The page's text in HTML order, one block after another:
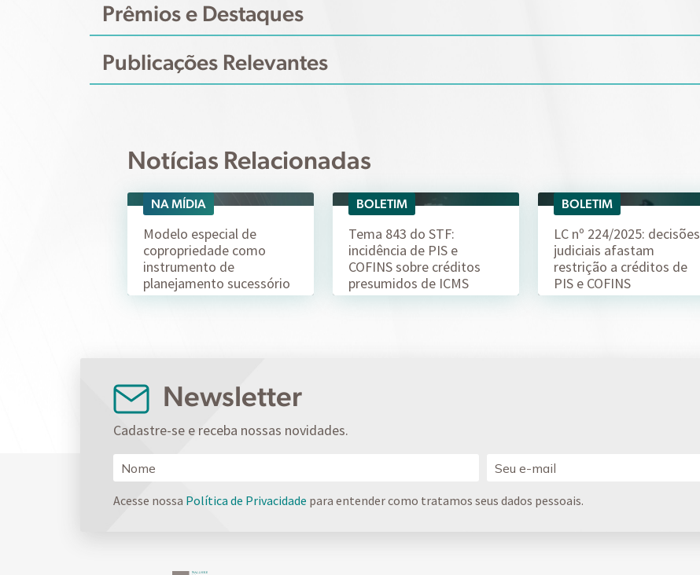
Prêmios e Destaques
Publicações Relevantes
Notícias Relacionadas
NA MÍDIA
Modelo especial de
copropriedade como
instrumento de
planejamento sucessório
BOLETIM
Tema 843 do STF:
incidência de PIS e
COFINS sobre créditos
presumidos de ICMS
BOLETIM
LC nº 224/2025: decisões
judiciais afastam
restrição a créditos de
PIS e COFINS
Newsletter
Cadastre-se e receba nossas novidades.
Acesse nossa Política de Privacidade para entender como tratamos seus dados pessoais.